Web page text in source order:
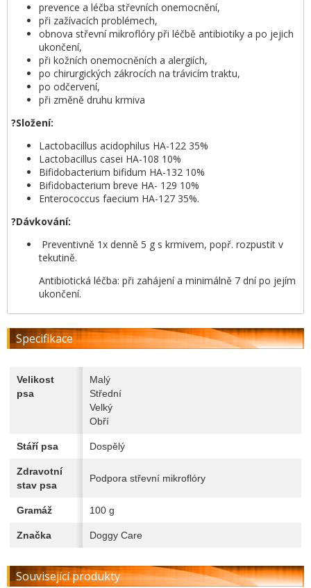
prevence a léčba střevních onemocnění,
při zažívacích problémech,
obnova střevní mikroflóry při léčbě antibiotiky a po jejich
ukončení,
při kožních onemocněních a alergiích,
po chirurgických zákrocích na trávicím traktu,
po odčervení,
při změně druhu krmiva
?Složení:
Lactobacillus acidophilus HA-122 35%
Lactobacillus casei HA-108 10%
Bifidobacterium bifidum HA-132 10%
Bifidobacterium breve HA- 129 10%
Enterococcus faecium HA-127 35%.
?Dávkování:
Preventivně 1x denně 5 g s krmivem, popř. rozpustit v
tekutině.
Antibiotická léčba: při zahájení a minimálně 7 dní po jejím
ukončení.
Specifikace
Velikost
psa
Malý
Střední
Velký
Obří
Stáří psa Dospělý
Zdravotní
stav psa
Podpora střevní mikroflóry
Gramáž 100 g
Značka Doggy Care
Související produkty